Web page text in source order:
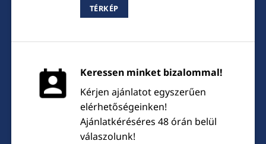
TÉRKÉP
Keressen minket bizalommal!
Kérjen ajánlatot egyszerűen
elérhetőségeinken!
Ajánlatkéréséres 48 órán belül
válaszolunk!